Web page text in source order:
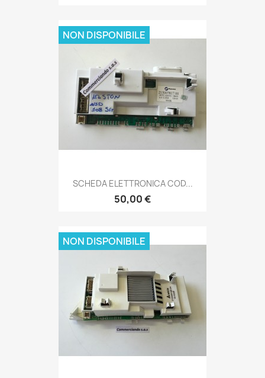
SCHEDA ELETTRONICA COD...
50,00 €
NON DISPONIBILE
NON DISPONIBILE